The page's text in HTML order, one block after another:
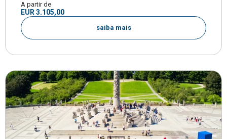
A partir de
EUR 3.105,00
saiba mais